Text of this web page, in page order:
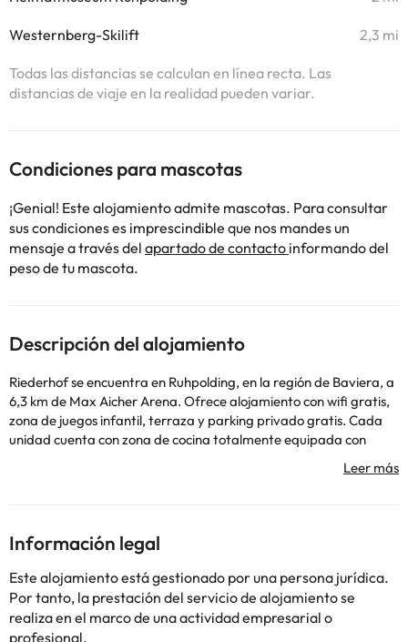
Westernberg-Skilift 2,3 mi
Todas las distancias se calculan en línea recta. Las
distancias de viaje en la realidad pueden variar.
Condiciones para mascotas
¡Genial! Este alojamiento admite mascotas. Para consultar
sus condiciones es imprescindible que nos mandes un
mensaje a través del apartado de contacto informando del
peso de tu mascota.
Descripción del alojamiento
Riederhof se encuentra en Ruhpolding, en la región de Baviera, a
6,3 km de Max Aicher Arena. Ofrece alojamiento con wifi gratis,
zona de juegos infantil, terraza y parking privado gratis. Cada
unidad cuenta con zona de cocina totalmente equipada con
mesa de comedor, TV y baño privado con ducha y secador de
pelo. También se ofrece nevera, fogones y tostadora, además de
Europark está a 48 km. El aeropuerto más cercano (Aeropuerto
de Salzburgo - W. A. Mozart) está a 46 km.
En este alojamiento no se pueden celebrar despedidas de soltero
o soltera ni fiestas similares.
Información legal
Este alojamiento está gestionado por una persona jurídica.
Por tanto, la prestación del servicio de alojamiento se
realiza en el marco de una actividad empresarial o
profesional.